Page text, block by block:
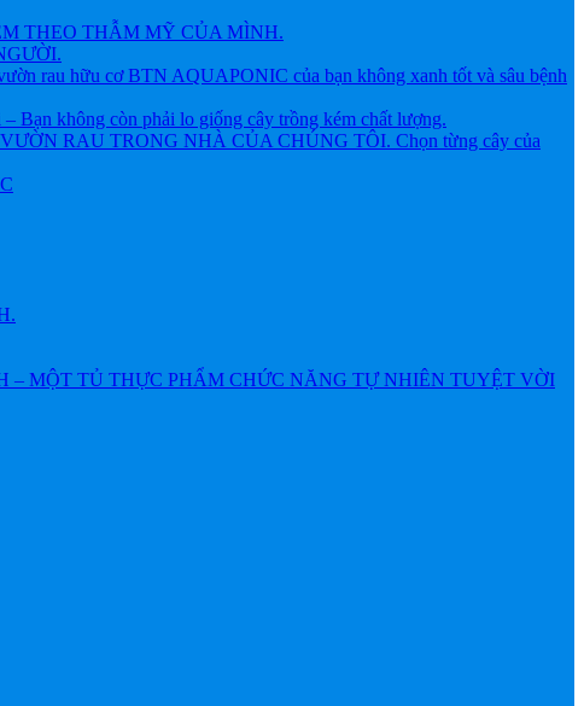
THEO THẪM MỸ CỦA MÌNH.
rau hữu cơ BTN AQUAPONIC của bạn không xanh tốt và sâu bệnh
không còn phải lo giống cây trồng kém chất lượng.
RAU TRONG NHÀ CỦA CHÚNG TÔI. Chọn từng cây của
MỘT TỦ THỰC PHẨM CHỨC NĂNG TỰ NHIÊN TUYỆT VỜI